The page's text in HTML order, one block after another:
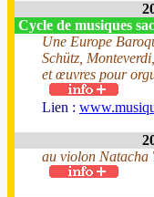
Cycle de musiques
Une Europe
Schütz,
et œuvres pour
Lien :
au violon Natacha